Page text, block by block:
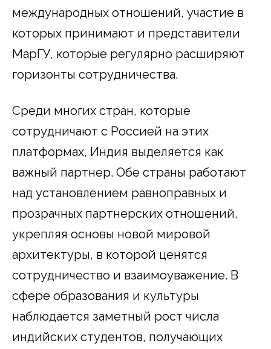
международных отношений, участие в
которых принимают и представители
МарГУ, которые регулярно расширяют
горизонты сотрудничества.
Среди многих стран, которые
сотрудничают с Россией на этих
платформах, Индия выделяется как
важный партнер. Обе страны работают
над установлением равноправных и
прозрачных партнерских отношений,
укрепляя основы новой мировой
архитектуры, в которой ценятся
сотрудничество и взаимоуважение. В
сфере образования и культуры
наблюдается заметный рост числа
индийских студентов, получающих